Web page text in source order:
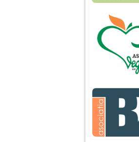
Fiica mea s-a
ani, privind in
realizez cat de
greseli am
educatia si
ei, am fost o
egoista,
de implinirea
profesionala,
era mica am
agresiva, orice
greseala era
o palma sau
De 4 ani am o
serioasa cu